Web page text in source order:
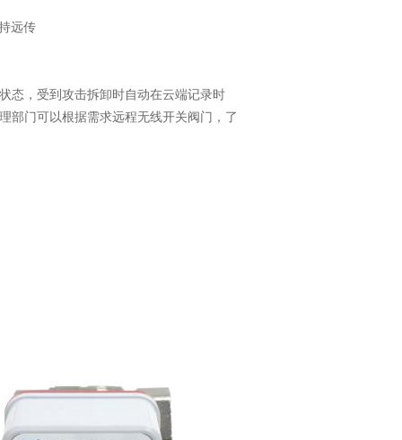
远传
态，受到攻击拆卸时自动在云端记录时
部门可以根据需求远程无线开关阀门，了